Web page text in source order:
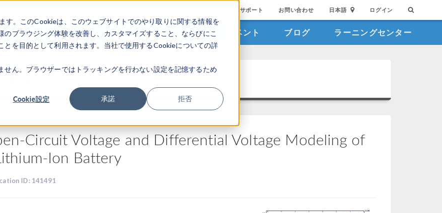
。このCookieは、このウェブサイトでのやり取りに関する情報を
ブラウジング体験を改善し、カスタマイズすること、ならびにこ
を目的として利用されます。当社で使用するCookieについての詳
ん。ブラウザーではトラッキングを行わない設定を記憶するため
Cookie設定 承諾 拒否
サポート お問い合わせ 日本語 ログイン
製品 業界 ビデオギャラリ イベント ブログ ラーニングセンター
リ
Circuit Voltage and Differential Voltage Modeling of
Ion Battery
ID: 141491